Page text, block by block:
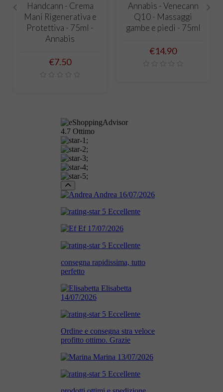
Handcann - Crema
Mani Rigenerativa e
Protettiva - 75ml -
Annabis
Price
€7.50
Annabis - Venecann
Q10 - Massaggi
gambe e piedi - 75ml
Price
€14.90